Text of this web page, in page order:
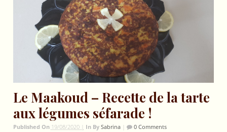
Le Maakoud – Recette de la tarte
aux légumes séfarade !
Published On 19/08/2020 | In By Sabrina| 0 Comments